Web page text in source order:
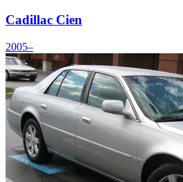
Cadillac Cien
2005–